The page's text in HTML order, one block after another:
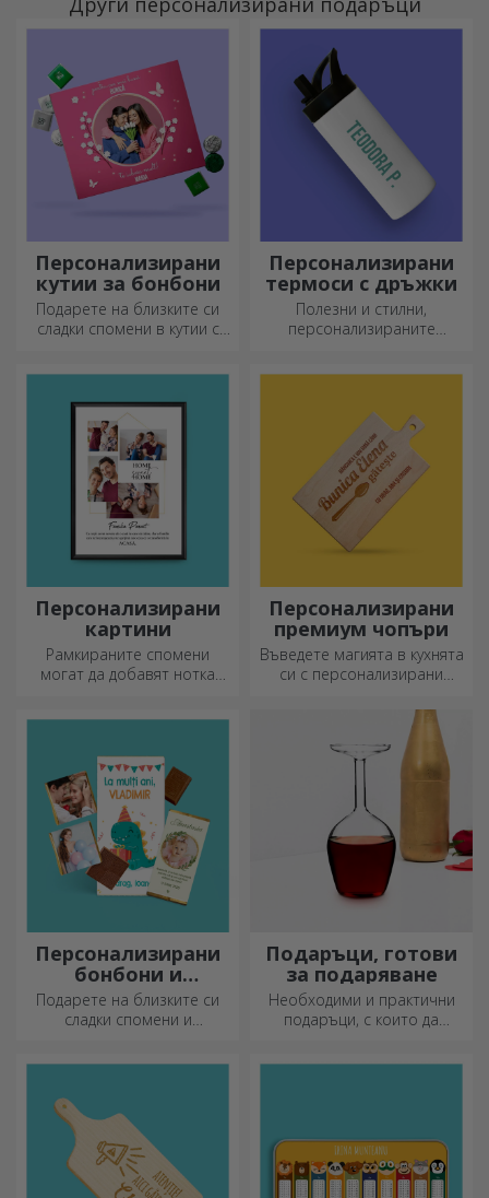
Персонализирани
кутии за бонбони
Подарете на близките си
сладки спомени в кутии с
Персонализирани
термоси с дръжки
Полезни и стилни,
персонализираните
сезон.
Персонализирани
картини
Рамкираните спомени
могат да добавят нотка
създадат вашата собствена
история!
Персонализирани
премиум чопъри
Въведете магията в кухнята
си с персонализирани
Персонализирани
бонбони и
сладкиши
Подарете на близките си
сладки спомени и
красив! Изберете модела,
подарете сладък
персонализиран подарък!
Подаръци, готови
за подаряване
Необходими и практични
подаръци, с които да
Изберете първокласни